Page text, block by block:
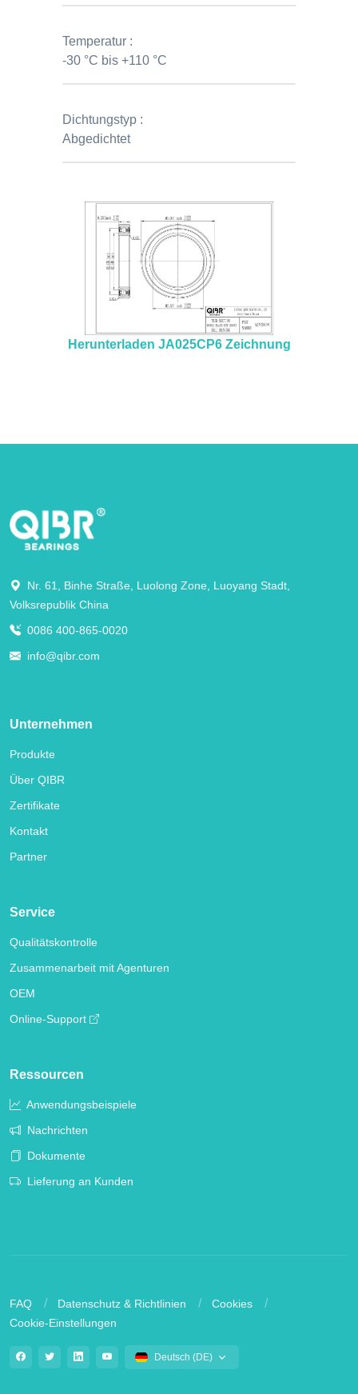
Temperatur :
-30 °C bis +110 °C
Dichtungstyp :
Abgedichtet
Herunterladen JA025CP6 Zeichnung
Nr. 61, Binhe Straße, Luolong Zone, Luoyang Stadt,
Volksrepublik China
0086 400-865-0020
info@qibr.com
Unternehmen
Produkte
Über QIBR
Zertifikate
Kontakt
Partner
Service
Qualitätskontrolle
Zusammenarbeit mit Agenturen
OEM
Online-Support
Ressourcen
Anwendungsbeispiele
Nachrichten
Dokumente
Lieferung an Kunden
FAQ Datenschutz & Richtlinien
Cookies
Cookie-Einstellungen
Deutsch (DE)